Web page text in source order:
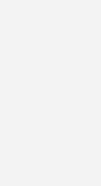
in Schleswig-
Wachstum
Für die
idealer
Erneuerbare